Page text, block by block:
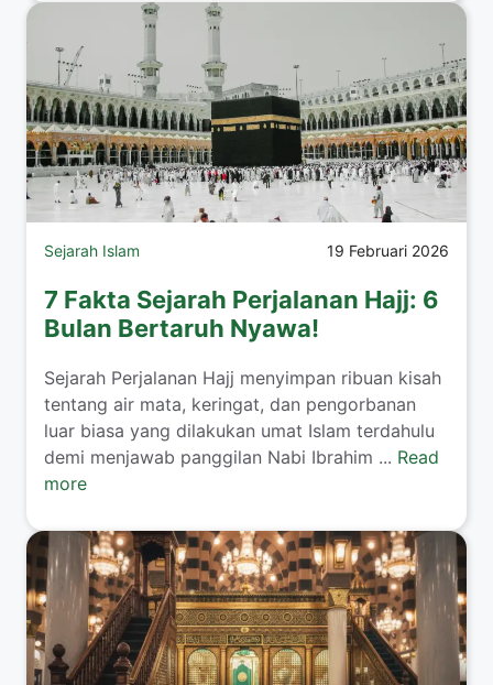
Sejarah Islam 19 Februari 2026
7 Fakta Sejarah Perjalanan Hajj: 6
Bulan Bertaruh Nyawa!
Sejarah Perjalanan Hajj menyimpan ribuan kisah
tentang air mata, keringat, dan pengorbanan
luar biasa yang dilakukan umat Islam terdahulu
demi menjawab panggilan Nabi Ibrahim ... Read
more